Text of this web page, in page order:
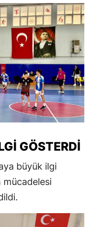
GÖSTERDI
büyük ilgi
mücadelesi